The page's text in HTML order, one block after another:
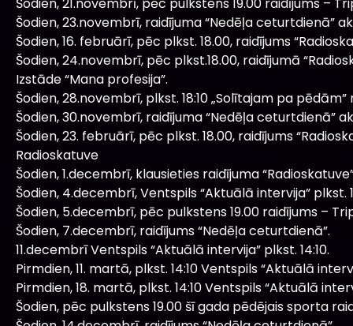
Šodien, 23.novembrī, raidījuma “Nedēļa ceturtdienā”
Šodien, 16. februārī, pēc plkst. 18.00, raidījums
Šodien, 24.novembrī, pēc plkst.18.00, raidījumā
Izstāde “Mana profesija”.
Šodien, 28.novembrī, plkst. 18:10 „Solītajam pa pēdām”
Šodien, 30.novembrī, raidījuma “Nedēļa ceturtdienā”
Šodien, 23. februārī, pēc plkst. 18.00, raidījums
Radioskatuve
Šodien, 1.decembrī, klausieties raidījuma
Šodien, 4.decembrī, Ventspils “Aktuālā intervija” plkst.
Šodien, 5.decembrī, pēc pulkstens 19.00 raidījums –
Šodien, 7.decembrī, raidījums “Nedēļa ceturtdienā”.
11.decembrī Ventspils “Aktuālā intervija” plkst. 14:10.
Pirmdien, 11. martā, plkst. 14:10 Ventspils “Aktuālā
Pirmdien, 18. martā, plkst. 14:10 Ventspils “Aktuālā
Šodien, pēc pulkstens 19.00 šī gada pēdējais sporta